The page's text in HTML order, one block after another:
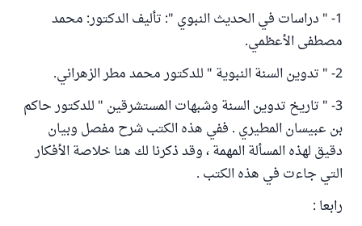
1- " دراسات في الحديث النبوي ": تأليف الدكتور: محمد
مصطفى الأعظمي.
2- " تدوين السنة النبوية " للدكتور محمد مطر الزهراني.
3- " تاريخ تدوين السنة وشبهات المستشرقين " للدكتور حاكم
بن عبيسان المطيري . ففي هذه الكتب شرح مفصل وبيان
دقيق لهذه المسألة المهمة ، وقد ذكرنا لك هنا خلاصة الأفكار
التي جاءت في هذه الكتب .
رابعا :